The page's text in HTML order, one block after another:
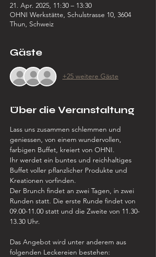
21. Apr. 2025, 11:30 – 13:30
OHNI Werkstätte, Schulstrasse 10, 3604
Thun, Schweiz
Gäste
+25 weitere Gäste
Über die Veranstaltung
Lass uns zusammen schlemmen und
geniessen, von einem wundervollen,
farbigen Buffet, kreiert von OHNI.
Ihr werdet ein buntes und reichhaltiges
Buffet voller pflanzlicher Produkte und
Kreationen vorfinden.
Der Brunch findet an zwei Tagen, in zwei
Runden statt. Die erste Runde findet von
09.00-11.00 statt und die Zweite von 11.30-
13.30 Uhr.
Das Angebot wird unter anderem aus
folgenden Leckereien bestehen: